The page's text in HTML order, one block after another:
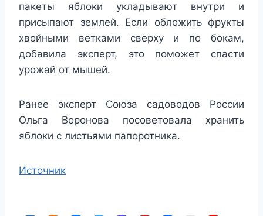
пакеты яблоки укладывают внутри и
присыпают землей. Если обложить фрукты
хвойными ветками сверху и по бокам,
добавила эксперт, это поможет спасти
урожай от мышей.
Ранее эксперт Союза садоводов России
Ольга Воронова посоветовала хранить
яблоки с листьями папоротника.
Источник